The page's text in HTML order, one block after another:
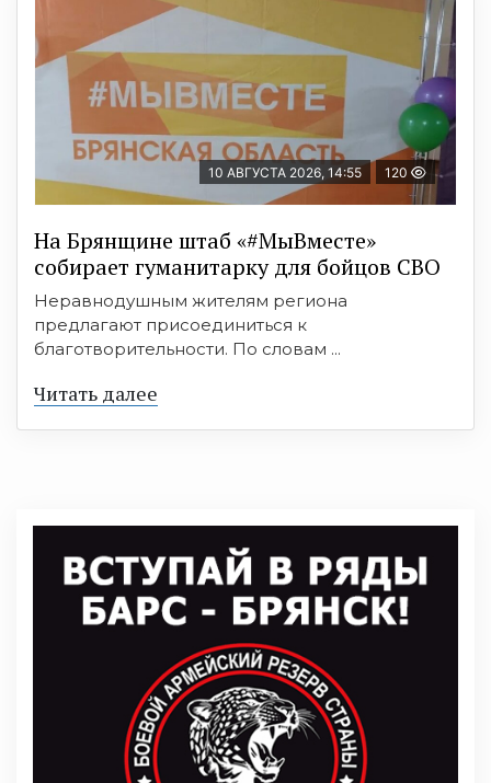
10 АВГУСТА 2026, 14:55 120
На Брянщине штаб «#МыВместе»
собирает гуманитарку для бойцов СВО
Неравнодушным жителям региона
предлагают присоединиться к
благотворительности. По словам ...
Читать далее